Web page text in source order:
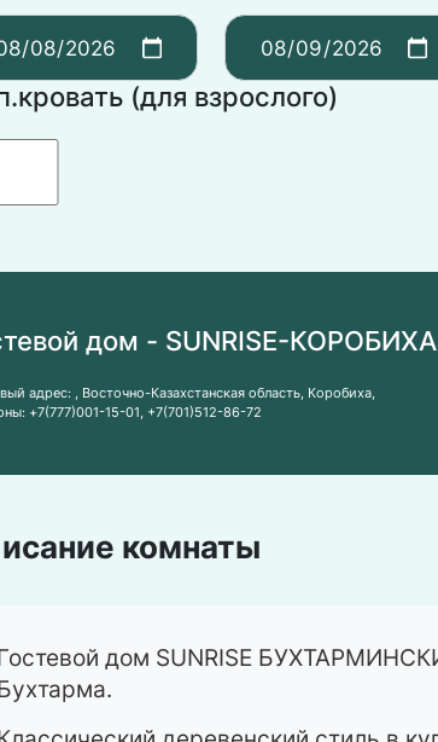
(для взрослого)
дом - SUNRISE-КОРОБИХА
адрес:
, Восточно-Казахстанская область, Коробиха,
+7(777)001-15-01 +7(701)512-86-72
комнаты